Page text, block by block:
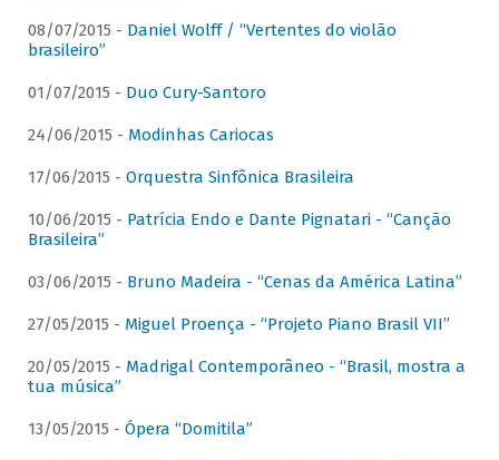
08/07/2015 - Daniel Wolff / “Vertentes do violão
brasileiro”
01/07/2015 - Duo Cury-Santoro
24/06/2015 - Modinhas Cariocas
17/06/2015 - Orquestra Sinfônica Brasileira
10/06/2015 - Patrícia Endo e Dante Pignatari - “Canção
Brasileira”
03/06/2015 - Bruno Madeira - “Cenas da América Latina”
27/05/2015 - Miguel Proença - “Projeto Piano Brasil VII”
20/05/2015 - Madrigal Contemporâneo - “Brasil, mostra a
tua música”
13/05/2015 - Ópera “Domitila”